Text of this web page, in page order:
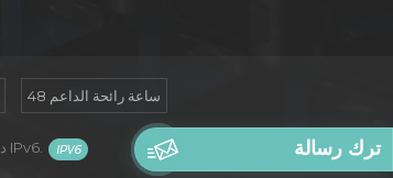
48 ساعة رائحة الداعم
دعم شبكة IPv6. ترك رسالة